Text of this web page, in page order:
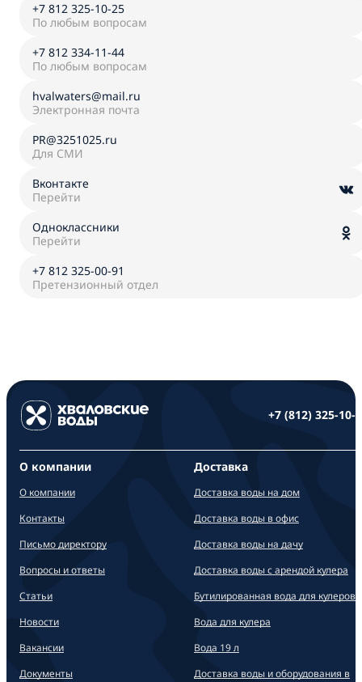
+7 812 325-10-25
По любым вопросам
+7 812 334-11-44
По любым вопросам
hvalwaters@mail.ru
Электронная почта
PR@3251025.ru
Для СМИ
Вконтакте
Перейти
Одноклассники
Перейти
+7 812 325-00-91
Претензионный отдел
+7 (812) 325-10-
О компании
О компании
Контакты
Письмо директору
Вопросы и ответы
Статьи
Новости
Вакансии
Документы
Доставка
Доставка воды на дом
Доставка воды в офис
Доставка воды на дачу
Доставка воды с арендой кулера
Бутилированная вода для кулеров
Вода для кулера
Вода 19 л
Доставка воды и оборудования в